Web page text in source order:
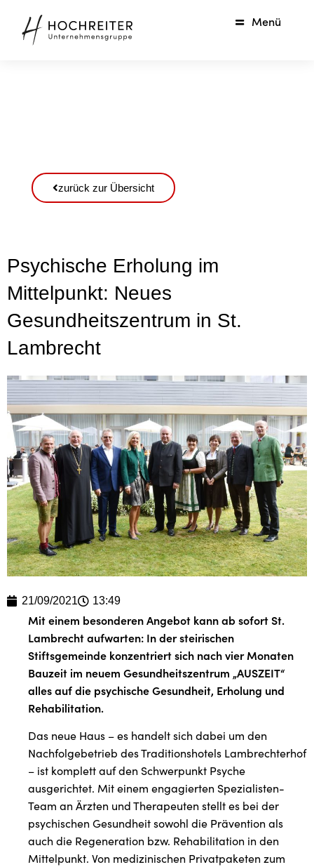
Menü
zurück zur Übersicht
Psychische Erholung im
Mittelpunkt: Neues
Gesundheitszentrum in St.
Lambrecht
21/09/2021 13:49
Mit einem besonderen Angebot kann ab sofort St.
Lambrecht aufwarten: In der steirischen
Stiftsgemeinde konzentriert sich nach vier Monaten
Bauzeit im neuem Gesundheitszentrum „AUSZEIT“
alles auf die psychische Gesundheit, Erholung und
Rehabilitation.
Das neue Haus – es handelt sich dabei um den
Nachfolgebetrieb des Traditionshotels Lambrechterhof
– ist komplett auf den Schwerpunkt Psyche
ausgerichtet. Mit einem engagierten Spezialisten-
Team an Ärzten und Therapeuten stellt es bei der
psychischen Gesundheit sowohl die Prävention als
auch die Regeneration bzw. Rehabilitation in den
Mittelpunkt. Von medizinischen Privatpaketen zum